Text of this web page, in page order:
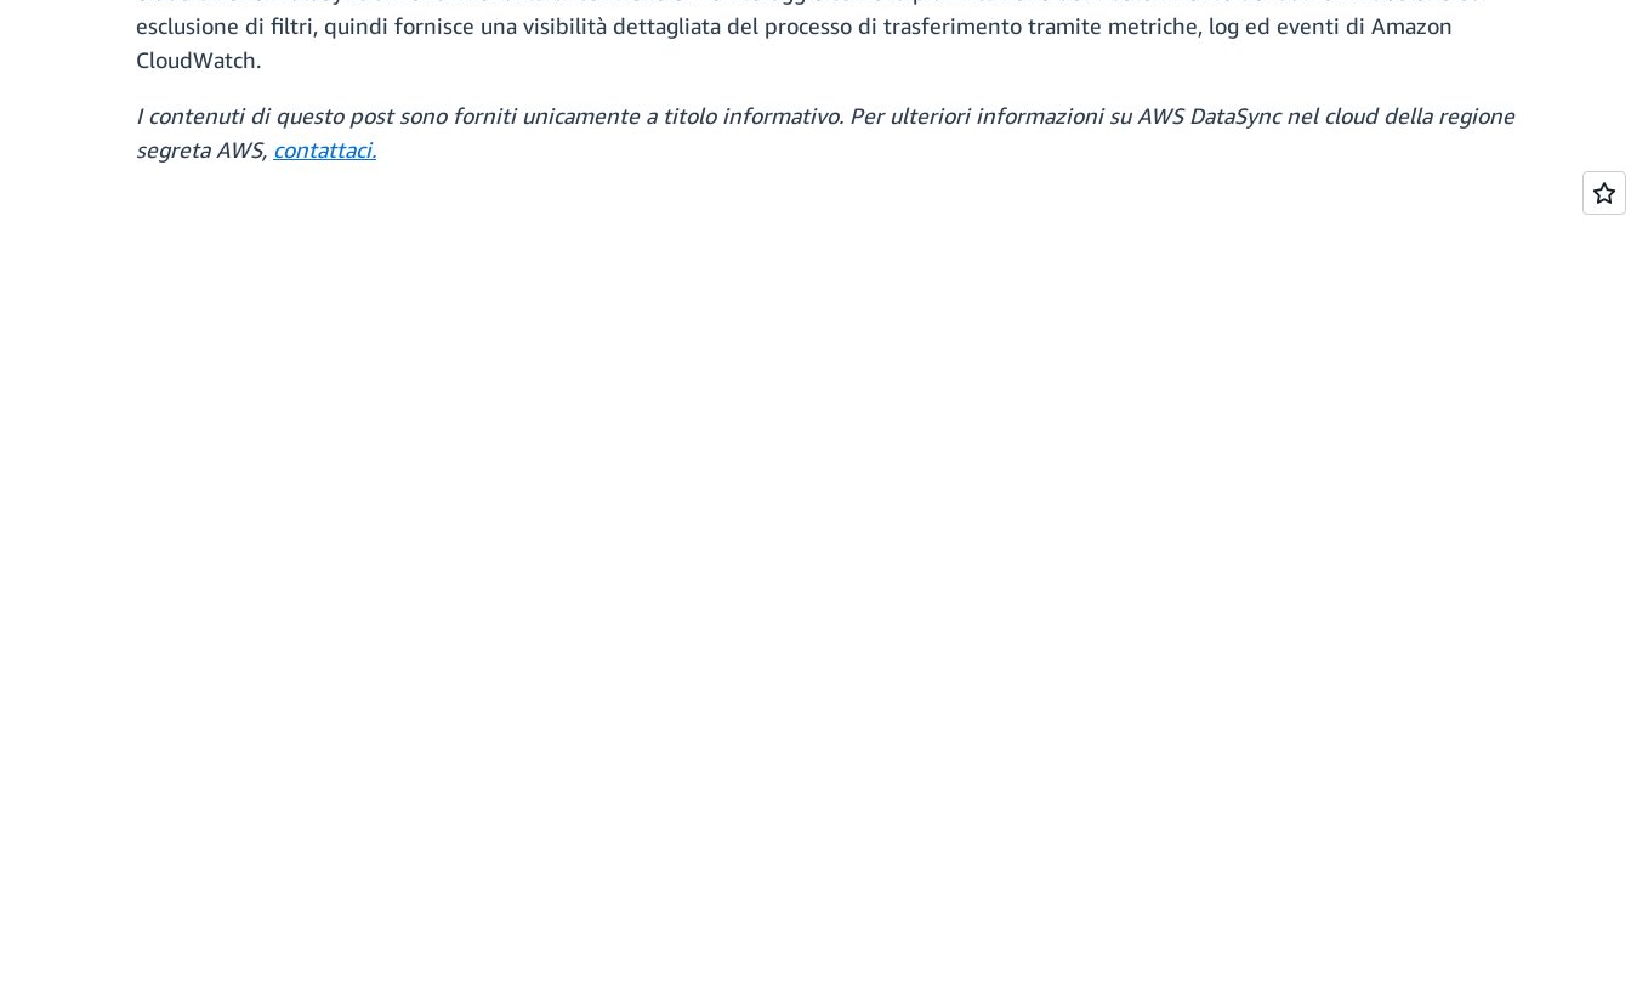
esclusione di filtri, quindi fornisce una visibilità dettagliata del processo di trasferimento tramite metriche, log ed eventi di Amazon
CloudWatch.
I contenuti di questo post sono forniti unicamente a titolo informativo. Per ulteriori informazioni su AWS DataSync nel cloud della regione
segreta AWS, contattaci.